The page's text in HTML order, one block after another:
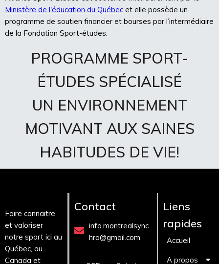
Ministère de l'éducation du Québec et elle possède un
programme de soutien financier et bourses par l’intermédiaire
de la Fondation Sport-études.
PROGRAMME SPORT-
ÉTUDES SPÉCIALISÉ
UN ENVIRONNEMENT
MOTIVANT AUX SAINES
HABITUDES DE VIE!
Faire connaitre
et valoriser
notre sport ici au
Québec, au
Canada et
Contact
info.montrealsync
hro@gmail.com
Liens
rapides
Accueil
A propos